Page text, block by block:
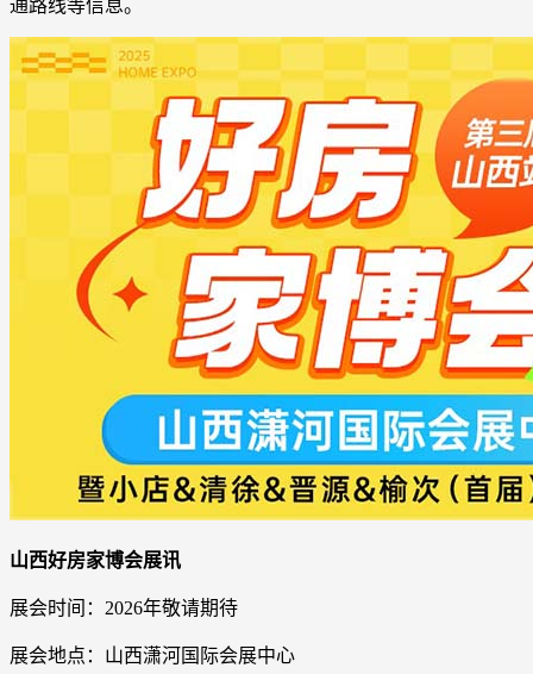
通路线等信息。
山西好房家博会展讯
展会时间：2026年敬请期待
展会地点： 山西潇河国际会展中心